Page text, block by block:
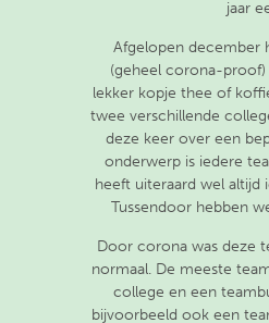
jaar
Afgelopen december
(geheel corona-proof)
lekker kopje thee of
twee verschillende
deze keer over een
onderwerp is iedere
heeft uiteraard wel altijd
Tussendoor hebben
Door corona was deze
normaal. De meeste
college en een
bijvoorbeeld ook een